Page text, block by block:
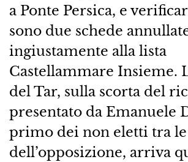
a Ponte Persica, e
sono due schede
ingiustamente alla lista
Castellammare Insieme.
del Tar, sulla scorta del
presentato da Emanuele
primo dei non eletti tra
dell’opposizione, arriva